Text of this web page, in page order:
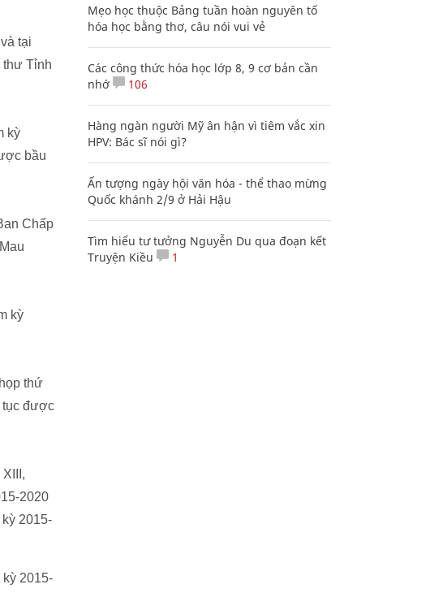
tại
thư Tỉnh
kỳ
bầu
Chấp
kỳ
thứ
tục được
2020
2015-
2015-
Mẹo học thuộc Bảng tuần hoàn nguyên tố
hóa học bằng thơ, câu nói vui vẻ
Các công thức hóa học lớp 8, 9 cơ bản cần
nhớ
106
Hàng ngàn người Mỹ ân hận vì tiêm vắc xin
HPV: Bác sĩ nói gì?
Ấn tượng ngày hội văn hóa - thể thao mừng
Quốc khánh 2/9 ở Hải Hậu
Tìm hiểu tư tưởng Nguyễn Du qua đoạn kết
Truyện Kiều
1